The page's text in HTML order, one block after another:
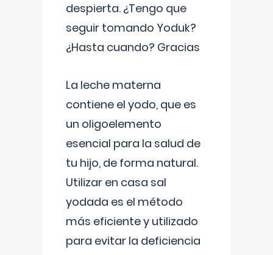
despierta. ¿Tengo que
seguir tomando Yoduk?
¿Hasta cuando? Gracias
La leche materna
contiene el yodo, que es
un oligoelemento
esencial para la salud de
tu hijo, de forma natural.
Utilizar en casa sal
yodada es el método
más eficiente y utilizado
para evitar la deficiencia